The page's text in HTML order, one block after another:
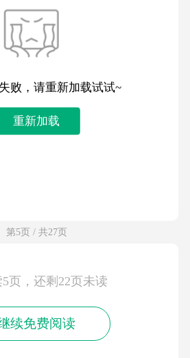
败，请重新加载试试~
重新加载
第5页 / 共27页
5页，还剩22页未读
续免费阅读